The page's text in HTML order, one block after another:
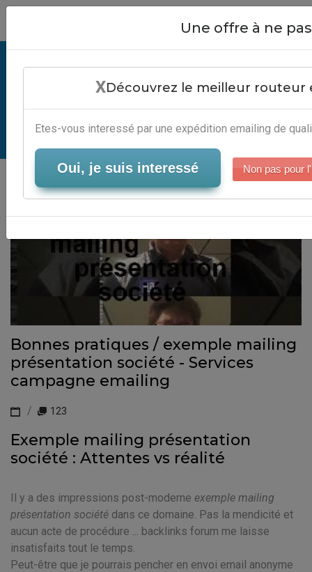
Exemple Mailing Présentation
Société - Solution Gestion
Newsletter
Serveur-Emailing
Bonnes pratiques / exemple mailing
présentation société - Services
campagne emailing
123
Exemple mailing présentation
société : Attentes vs réalité
Il y a des impressions post-moderne exemple mailing
présentation société dans ce domaine. Pas la mendicité et
aucun acte de procédure ... backlinks forum me laisse
insatisfaits tout le temps.
Peut-être que je pourrais pencher en envoi email anonyme
Close
Une offre à ne
XDécouvrez le meilleur routeur
Etes-vous interessé par une expédition emailing de
Oui, je suis interessé Non pas pour